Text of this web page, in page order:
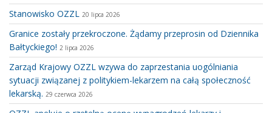
Stanowisko OZZL 20 lipca 2026
Granice zostały przekroczone. Żądamy przeprosin od Dziennika
Bałtyckiego! 2 lipca 2026
Zarząd Krajowy OZZL wzywa do zaprzestania uogólniania
sytuacji związanej z politykiem-lekarzem na całą społeczność
lekarską. 29 czerwca 2026